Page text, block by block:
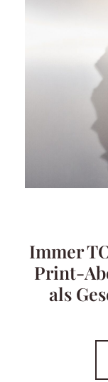
Immer
Print-
als